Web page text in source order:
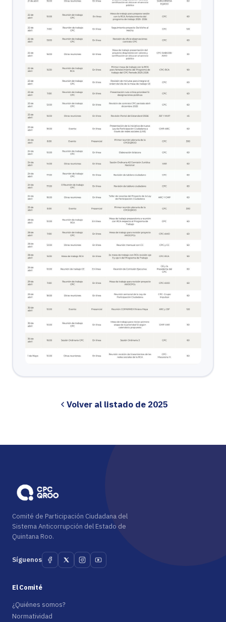
Volver al listado de 2025
Comité de Participación Ciudadana del
Sistema Anticorrupción del Estado de
Quintana Roo.
Síguenos
El Comité
¿Quiénes somos?
Normatividad